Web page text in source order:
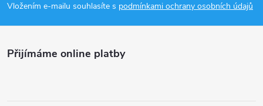
pVložením e-mailu souhlasíte s podmínkami ochrany osobních údajů
Přijímáme online platby